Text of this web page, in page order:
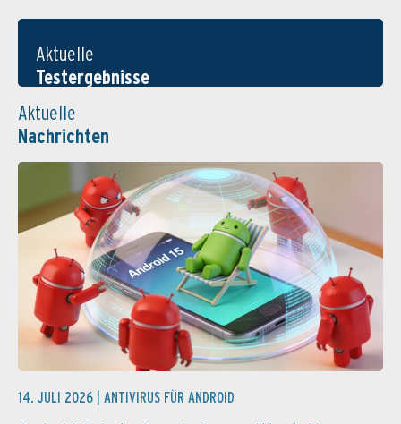
Aktuelle
Testergebnisse
Aktuelle
Nachrichten
14. JULI 2026 | ANTIVIRUS FÜR ANDROID